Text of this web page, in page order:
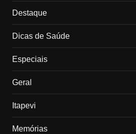
Destaque
Dicas de Saúde
Especiais
Geral
Itapevi
Memórias